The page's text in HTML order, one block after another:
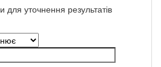
для уточнення результатів